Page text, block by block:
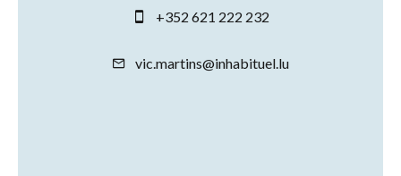
+352 621 222 232
vic.martins@inhabituel.lu